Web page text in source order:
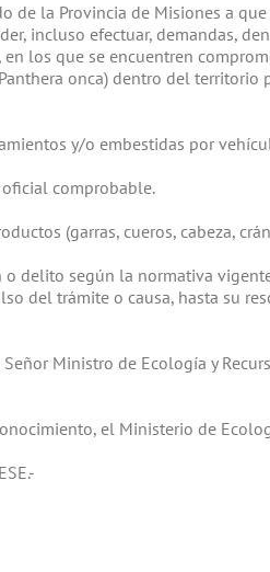
de la Provincia de Misiones a
incluso efectuar, demandas,
los que se encuentren
onca) dentro del territorio
y/o embestidas por
comprobable.
(garras, cueros, cabeza,
delito según la normativa
del trámite o causa, hasta su
Señor Ministro de Ecología y
el Ministerio de